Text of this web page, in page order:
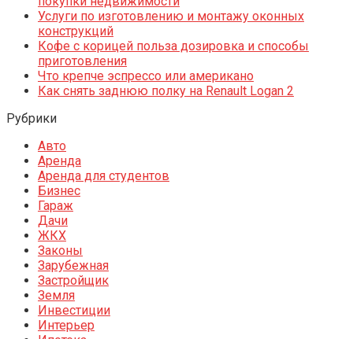
Услуги по изготовлению и монтажу оконных
конструкций
Кофе с корицей польза дозировка и способы
приготовления
Что крепче эспрессо или американо
Как снять заднюю полку на Renault Logan 2
Рубрики
Авто
Аренда
Аренда для студентов
Бизнес
Гараж
Дачи
ЖКХ
Законы
Зарубежная
Застройщик
Земля
Инвестиции
Интерьер